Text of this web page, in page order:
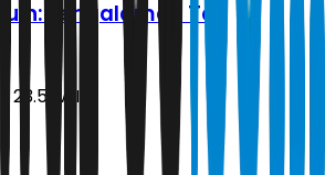
Pengalaman Tak
WIB